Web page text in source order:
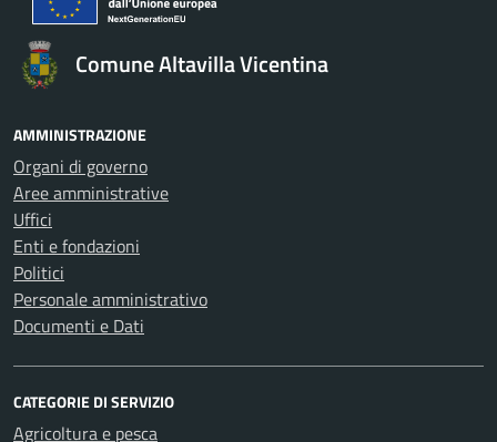
Comune Altavilla Vicentina
AMMINISTRAZIONE
Organi di governo
Aree amministrative
Uffici
Enti e fondazioni
Politici
Personale amministrativo
Documenti e Dati
CATEGORIE DI SERVIZIO
Agricoltura e pesca